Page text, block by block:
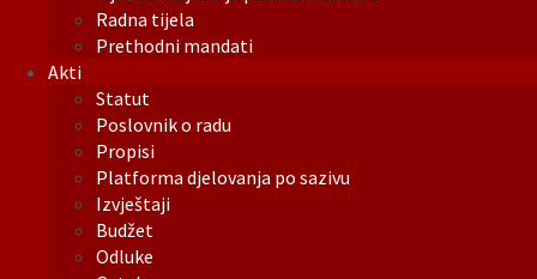
Radna tijela
Prethodni mandati
Akti
Statut
Poslovnik o radu
Propisi
Platforma djelovanja po sazivu
Izvještaji
Budžet
Odluke